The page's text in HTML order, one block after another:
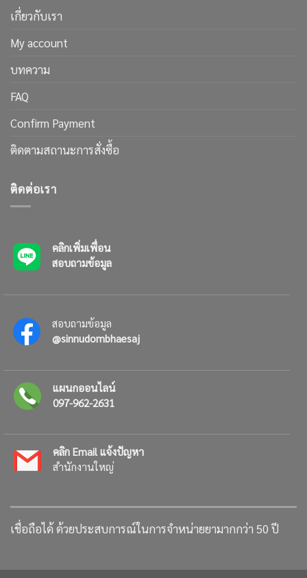
เกี่ยวกับเรา
My account
บทความ
FAQ
Confirm Payment
ติดตามสถานะการสั่งซื้อ
ติดต่อเรา
คลิกเพิ่มเพื่อน
สอบถามข้อมูล
สอบถามข้อมูล
@sinnudombhaesaj
แผนกออนไลน์
097-962-2631
คลิก Email แจ้งปัญหา
สำนักงานใหญ่
เชื่อถือได้ ด้วยประสบการณ์ในการจำหน่ายยามากกว่า 50 ปี